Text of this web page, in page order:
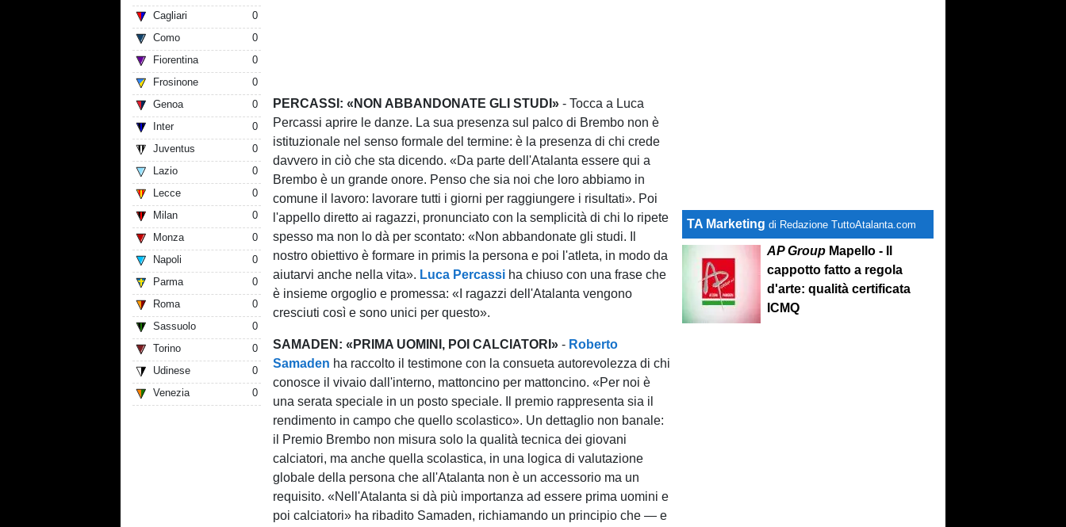
Cagliari
0
Como
0
Fiorentina
0
Frosinone
0
Genoa
0
Inter
0
Juventus
0
Lazio
0
Lecce
0
Milan
0
Monza
0
Napoli
0
Parma
0
Roma
0
Sassuolo
0
Torino
0
Udinese
0
Venezia
0
PERCASSI: «NON ABBANDONATE GLI STUDI» - Tocca a Luca
Percassi aprire le danze. La sua presenza sul palco di Brembo non è
istituzionale nel senso formale del termine: è la presenza di chi crede
davvero in ciò che sta dicendo. «Da parte dell'Atalanta essere qui a
Brembo è un grande onore. Penso che sia noi che loro abbiamo in
comune il lavoro: lavorare tutti i giorni per raggiungere i risultati». Poi
l'appello diretto ai ragazzi, pronunciato con la semplicità di chi lo ripete
spesso ma non lo dà per scontato: «Non abbandonate gli studi. Il
nostro obiettivo è formare in primis la persona e poi l'atleta, in modo da
aiutarvi anche nella vita». Luca Percassi ha chiuso con una frase che
è insieme orgoglio e promessa: «I ragazzi dell'Atalanta vengono
cresciuti così e sono unici per questo».
SAMADEN: «PRIMA UOMINI, POI CALCIATORI» - Roberto
Samaden ha raccolto il testimone con la consueta autorevolezza di chi
conosce il vivaio dall'interno, mattoncino per mattoncino. «Per noi è
una serata speciale in un posto speciale. Il premio rappresenta sia il
rendimento in campo che quello scolastico». Un dettaglio non banale:
il Premio Brembo non misura solo la qualità tecnica dei giovani
calciatori, ma anche quella scolastica, in una logica di valutazione
globale della persona che all'Atalanta non è un accessorio ma un
requisito. «Nell'Atalanta si dà più importanza ad essere prima uomini e
poi calciatori» ha ribadito Samaden, richiamando un principio che — e
TA Marketing di Redazione TuttoAtalanta.com
AP Group Mapello - Il
cappotto fatto a regola
d'arte: qualità certificata
ICMQ